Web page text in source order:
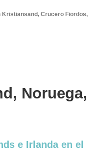
Kristiansand, Crucero Fiordos,
Noruega,
e Irlanda en el